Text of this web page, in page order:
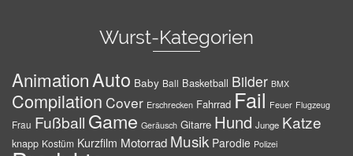
Wurst-Kategorien
AnimationAuto Baby Ball Basketball Bilder BMX
Compilation Cover Erschrecken Fahrrad Fail Feuer Flugzeug
Frau Fußball Game Geräusch Gitarre Hund Junge Katze
knapp Kostüm Kurzfilm Motorrad Musik Parodie Polizei